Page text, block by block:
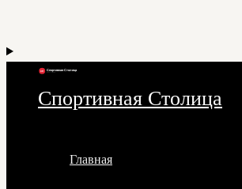
Спортивная Столица
Главная